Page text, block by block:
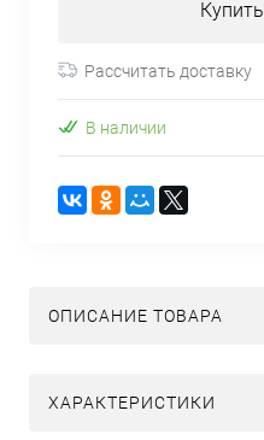
Рассчитать доставку
В наличии
ОПИСАНИЕ ТОВАРА
ХАРАКТЕРИСТИКИ